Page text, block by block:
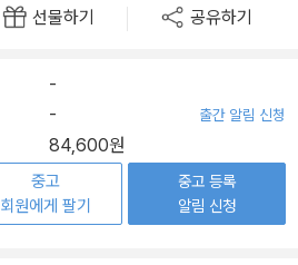
선물하기 공유하기
-
- 출간 알림 신청
84,600원
중고
회원에게 팔기
중고 등록
알림 신청